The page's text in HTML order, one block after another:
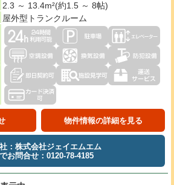
2.3 ～ 13.4m²(約1.5 ～ 8帖)
屋外型トランクルーム
物件情報の詳細を見る
：株式会社ジェイエムエム
お問合せ：0120-78-4185